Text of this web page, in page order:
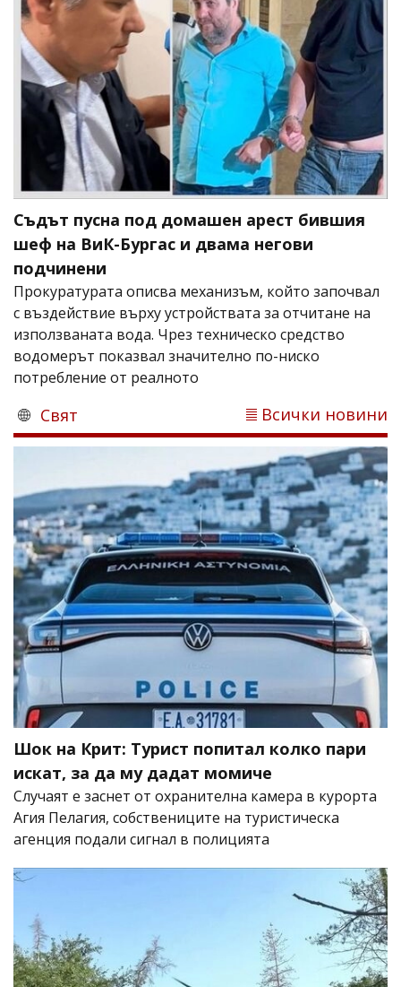
Съдът пусна под домашен арест бившия
шеф на ВиК-Бургас и двама негови
подчинени
Прокуратурата описва механизъм, който започвал
с въздействие върху устройствата за отчитане на
използваната вода. Чрез техническо средство
водомерът показвал значително по-ниско
потребление от реалното
Свят Всички новини
Шок на Крит: Турист попитал колко пари
искат, за да му дадат момиче
Случаят е заснет от охранителна камера в курорта
Агия Пелагия, собствениците на туристическа
агенция подали сигнал в полицията